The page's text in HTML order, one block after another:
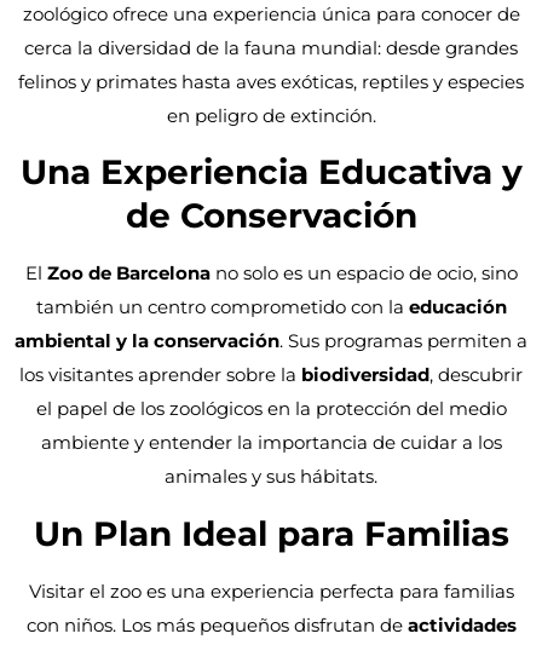
zoológico ofrece una experiencia única para conocer de
cerca la diversidad de la fauna mundial: desde grandes
felinos y primates hasta aves exóticas, reptiles y especies
en peligro de extinción.
Una Experiencia Educativa y
de Conservación
El Zoo de Barcelonano solo es un espacio de ocio, sino
también un centro comprometido con la educación
ambiental y la conservación. Sus programas permiten a
los visitantes aprender sobre la biodiversidad, descubrir
el papel de los zoológicos en la protección del medio
ambiente y entender la importancia de cuidar a los
animales y sus hábitats.
Un Plan Ideal para Familias
Visitar el zoo es una experiencia perfecta para familias
con niños. Los más pequeños disfrutan de actividades